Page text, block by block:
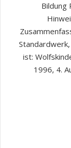
Bildung
ist:
1996, 4.